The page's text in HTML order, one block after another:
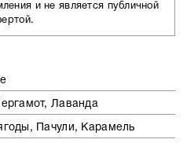
и не является публичной
Лаванда
Пачули, Карамель